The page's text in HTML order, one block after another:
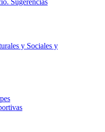
Sugerencias
y Sociales y